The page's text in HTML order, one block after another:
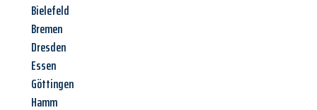
Bielefeld
Bremen
Dresden
Essen
Göttingen
Hamm